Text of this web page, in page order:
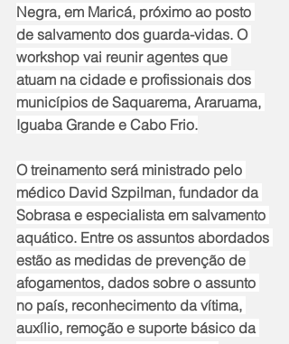
Negra, em Maricá, próximo ao posto
de salvamento dos guarda-vidas. O
workshop vai reunir agentes que
atuam na cidade e profissionais dos
municípios de Saquarema, Araruama,
Iguaba Grande e Cabo Frio.
O treinamento será ministrado pelo
médico David Szpilman, fundador da
Sobrasa e especialista em salvamento
aquático. Entre os assuntos abordados
estão as medidas de prevenção de
afogamentos, dados sobre o assunto
no país, reconhecimento da vítima,
auxílio, remoção e suporte básico da